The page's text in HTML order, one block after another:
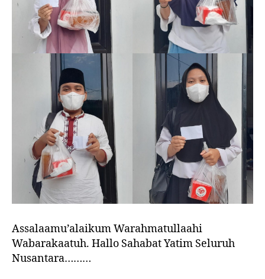
Assalaamu’alaikum Warahmatullaahi
Wabarakaatuh. Hallo Sahabat Yatim Seluruh
Nusantara………